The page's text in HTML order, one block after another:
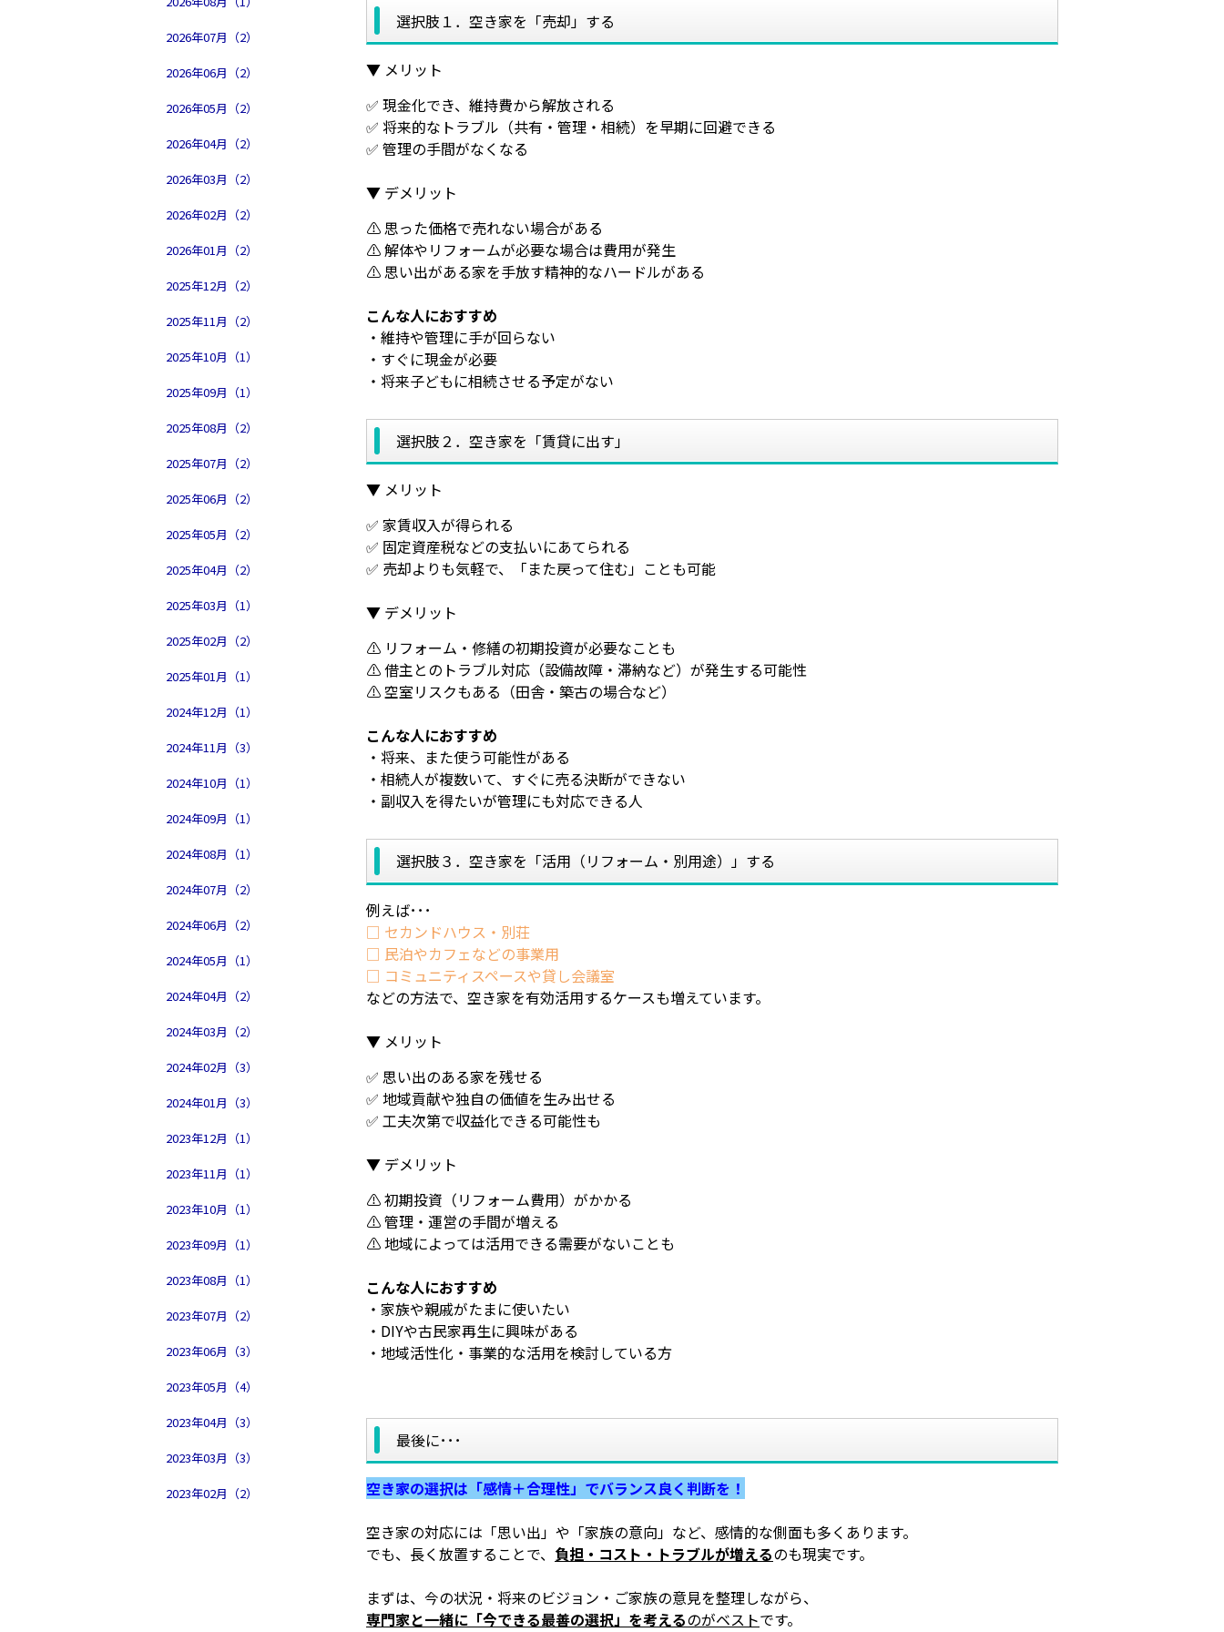
2026年07月（2）
2026年06月（2）
2026年05月（2）
2026年04月（2）
2026年03月（2）
2026年02月（2）
2026年01月（2）
2025年12月（2）
2025年11月（2）
2025年10月（1）
2025年09月（1）
2025年08月（2）
2025年07月（2）
2025年06月（2）
2025年05月（2）
2025年04月（2）
2025年03月（1）
2025年02月（2）
2025年01月（1）
2024年12月（1）
2024年11月（3）
2024年10月（1）
2024年09月（1）
2024年08月（1）
2024年07月（2）
2024年06月（2）
2024年05月（1）
2024年04月（2）
2024年03月（2）
2024年02月（3）
2024年01月（3）
2023年12月（1）
2023年11月（1）
2023年10月（1）
2023年09月（1）
2023年08月（1）
2023年07月（2）
2023年06月（3）
2023年05月（4）
2023年04月（3）
2023年03月（3）
2023年02月（2）
選択肢１．空き家を「売却」する
▼ メリット
✅ 現金化でき、維持費から解放される
✅ 将来的なトラブル（共有・管理・相続）を早期に回避できる
✅ 管理の手間がなくなる
▼ デメリット
⚠ 思った価格で売れない場合がある
⚠ 解体やリフォームが必要な場合は費用が発生
⚠ 思い出がある家を手放す精神的なハードルがある
こんな人におすすめ
・維持や管理に手が回らない
・すぐに現金が必要
・将来子どもに相続させる予定がない
選択肢２．空き家を「賃貸に出す」
▼ メリット
✅ 家賃収入が得られる
✅ 固定資産税などの支払いにあてられる
✅ 売却よりも気軽で、「また戻って住む」ことも可能
▼ デメリット
⚠ リフォーム・修繕の初期投資が必要なことも
⚠ 借主とのトラブル対応（設備故障・滞納など）が発生する可能性
⚠ 空室リスクもある（田舎・築古の場合など）
こんな人におすすめ
・将来、また使う可能性がある
・相続人が複数いて、すぐに売る決断ができない
・副収入を得たいが管理にも対応できる人
選択肢３．空き家を「活用（リフォーム・別用途）」する
例えば･･･
□ セカンドハウス・別荘
□ 民泊やカフェなどの事業用
□ コミュニティスペースや貸し会議室
などの方法で、空き家を有効活用するケースも増えています。
▼ メリット
✅ 思い出のある家を残せる
✅ 地域貢献や独自の価値を生み出せる
✅ 工夫次第で収益化できる可能性も
▼ デメリット
⚠ 初期投資（リフォーム費用）がかかる
⚠ 管理・運営の手間が増える
⚠ 地域によっては活用できる需要がないことも
こんな人におすすめ
・家族や親戚がたまに使いたい
・DIYや古民家再生に興味がある
・地域活性化・事業的な活用を検討している方
最後に･･･
空き家の選択は「感情＋合理性」でバランス良く判断を！
空き家の対応には「思い出」や「家族の意向」など、感情的な側面も多くあります。
でも、長く放置することで、 負担・コスト・トラブルが増えるのも現実です。
まずは、今の状況・将来のビジョン・ご家族の意見を整理しながら、
専門家と一緒に「今できる最善の選択」を考えるのがベストです。